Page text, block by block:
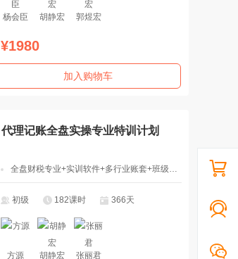
杨会臣 胡静宏 郭煜宏
¥1980
加入购物车
代理记账全盘实操专业特训计划
全盘财税专业+实训软件+多行业账套+班级辅导
初级 182课时 366天
方源 胡静宏 张丽君